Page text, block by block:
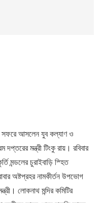
আসলেন যুব কল্যাণ ও
মন্ত্রী টিংকু রায়। রবিবার
মন্ডলের চুরাইবাড়ি স্হিত
অষ্টপ্রহর নামকীর্তন উপভোগ
লোকনাথ মন্দির কমিটির